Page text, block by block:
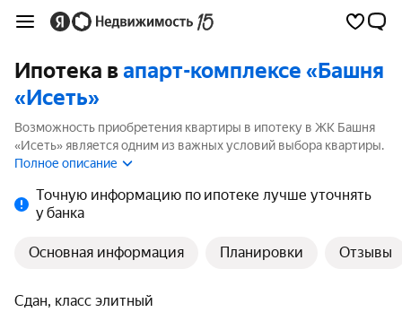
Ипотека вапарт-комплексе «Башня
«Исеть»
Возможность приобретения квартиры в ипотеку в ЖК Башня
«Исеть» является одним из важных условий выбора квартиры.
На странице мы собрали программы кредитования банков для
Полное описание
Точную информацию по ипотеке лучше уточнять
у банка
Основная информация Планировки Отзывы
Сдан, класс элитный